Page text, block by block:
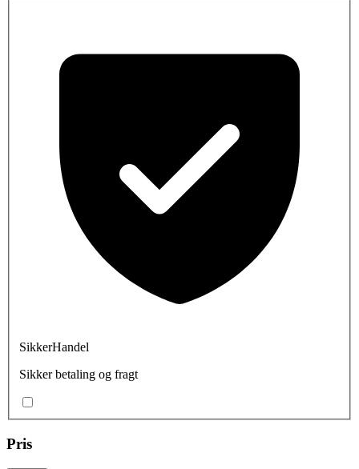
SikkerHandel
Sikker betaling og fragt
Pris